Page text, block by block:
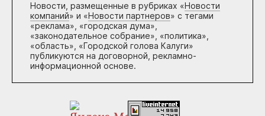
Новости, размещенные в рубриках «Новости
компаний» и «Новости партнеров» с тегами
«реклама», «городская дума»,
«законодательное собрание», «политика»,
«область», «Городской голова Калуги»
публикуются на договорной, рекламно-
информационной основе.